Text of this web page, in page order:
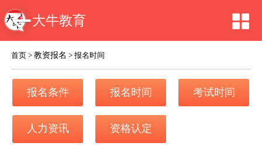
大牛教育
首页 >教资报名 >报名时间
报名条件 报名时间 考试时间
人力资讯 资格认定